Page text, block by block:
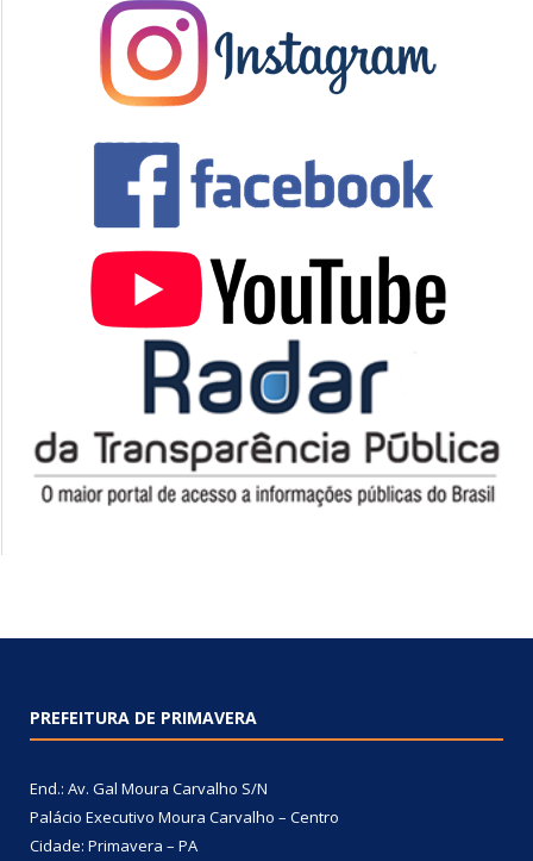
PREFEITURA DE PRIMAVERA
End.: Av. Gal Moura Carvalho S/N
Palácio Executivo Moura Carvalho – Centro
Cidade: Primavera – PA